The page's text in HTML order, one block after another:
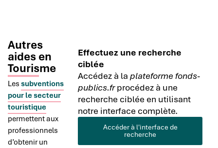
Autres
aides en
Tourisme
Les subventions
pour le secteur
touristique
permettent aux
professionnels
d’obtenir un
Effectuez une recherche
ciblée
Accédez à laplateforme fonds-
publics.frprocédez à une
recherche ciblée en utilisant
notre interface complète.
Accéder à l'interface de
recherche